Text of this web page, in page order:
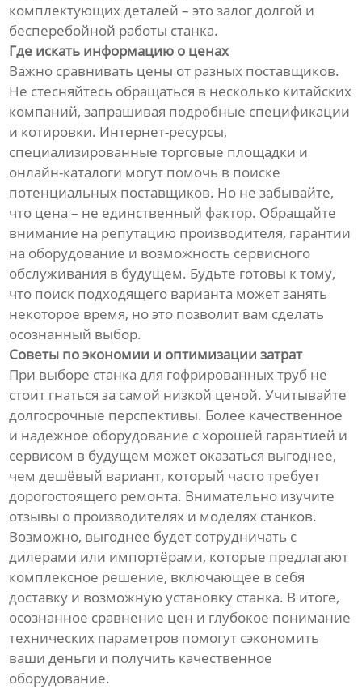
комплектующих деталей – это залог долгой и
бесперебойной работы станка.
Где искать информацию о ценах
Важно сравнивать цены от разных поставщиков.
Не стесняйтесь обращаться в несколько китайских
компаний, запрашивая подробные спецификации
и котировки. Интернет-ресурсы,
специализированные торговые площадки и
онлайн-каталоги могут помочь в поиске
потенциальных поставщиков. Но не забывайте,
что цена – не единственный фактор. Обращайте
внимание на репутацию производителя, гарантии
на оборудование и возможность сервисного
обслуживания в будущем. Будьте готовы к тому,
что поиск подходящего варианта может занять
некоторое время, но это позволит вам сделать
осознанный выбор.
Советы по экономии и оптимизации затрат
При выборе станка для гофрированных труб не
стоит гнаться за самой низкой ценой. Учитывайте
долгосрочные перспективы. Более качественное
и надежное оборудование с хорошей гарантией и
сервисом в будущем может оказаться выгоднее,
чем дешёвый вариант, который часто требует
дорогостоящего ремонта. Внимательно изучите
отзывы о производителях и моделях станков.
Возможно, выгоднее будет сотрудничать с
дилерами или импортёрами, которые предлагают
комплексное решение, включающее в себя
доставку и возможную установку станка. В итоге,
осознанное сравнение цен и глубокое понимание
технических параметров помогут сэкономить
ваши деньги и получить качественное
оборудование.